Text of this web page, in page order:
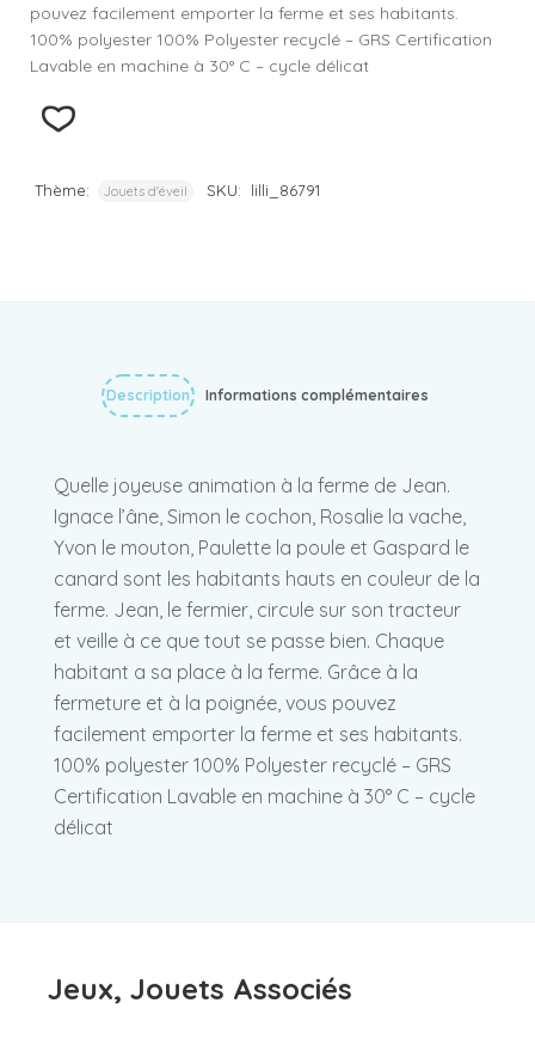
pouvez facilement emporter la ferme et ses habitants.
100% polyester 100% Polyester recyclé – GRS Certification
Lavable en machine à 30° C – cycle délicat
Thème: Jouets d'éveil SKU: lilli_86791
Description Informations complémentaires
Quelle joyeuse animation à la ferme de Jean.
Ignace l’âne, Simon le cochon, Rosalie la vache,
Yvon le mouton, Paulette la poule et Gaspard le
canard sont les habitants hauts en couleur de la
ferme. Jean, le fermier, circule sur son tracteur
et veille à ce que tout se passe bien. Chaque
habitant a sa place à la ferme. Grâce à la
fermeture et à la poignée, vous pouvez
facilement emporter la ferme et ses habitants.
100% polyester 100% Polyester recyclé – GRS
Certification Lavable en machine à 30° C – cycle
délicat
Jeux, Jouets Associés